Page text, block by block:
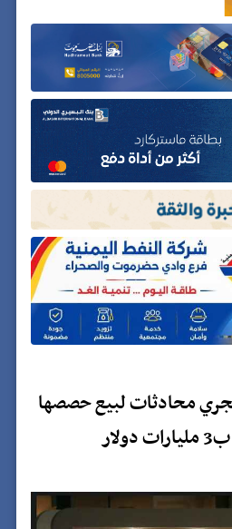
محادثات لبيع حصصها